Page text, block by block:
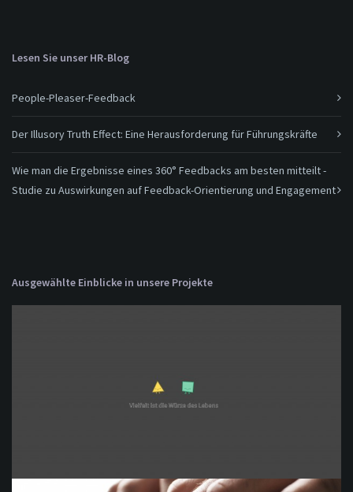
Lesen Sie unser HR-Blog
People-Pleaser-Feedback
Der Illusory Truth Effect: Eine Herausforderung für Führungskräfte
Wie man die Ergebnisse eines 360° Feedbacks am besten mitteilt -
Studie zu Auswirkungen auf Feedback-Orientierung und Engagement
Ausgewählte Einblicke in unsere Projekte